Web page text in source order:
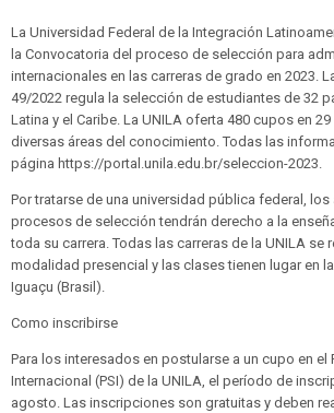
La Universidad Federal de la Integración
la Convocatoria del proceso de selección para
internacionales en las carreras de grado en 2023.
49/2022 regula la selección de estudiantes de 32
Latina y el Caribe. La UNILA oferta 480 cupos en
diversas áreas del conocimiento. Todas las
página https://portal.unila.edu.br/seleccion-2023.
Por tratarse de una universidad pública federal,
procesos de selección tendrán derecho a la
toda su carrera. Todas las carreras de la UNILA se
modalidad presencial y las clases tienen lugar en
Iguaçu (Brasil).
Como inscribirse
Para los interesados ​​en postularse a un cupo en el
Internacional (PSI) de la UNILA, el período de
agosto. Las inscripciones son gratuitas y deben